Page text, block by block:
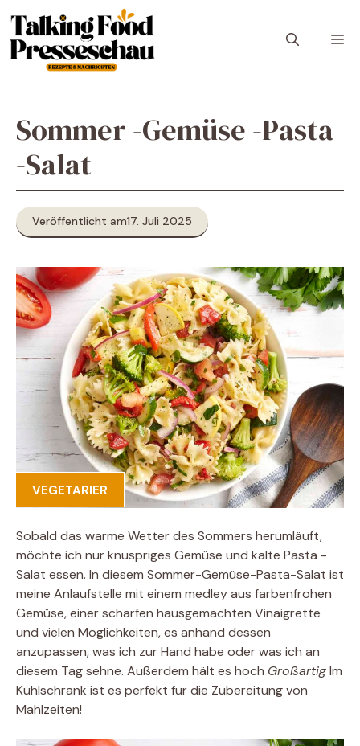
Inhalt
springen
Sommer -Gemüse -Pasta
-Salat
Veröffentlicht am17. Juli 2025
VEGETARIER
Sobald das warme Wetter des Sommers herumläuft,
möchte ich nur knuspriges Gemüse und kalte Pasta -
Salat essen. In diesem Sommer-Gemüse-Pasta-Salat ist
meine Anlaufstelle mit einem medley aus farbenfrohen
Gemüse, einer scharfen hausgemachten Vinaigrette
und vielen Möglichkeiten, es anhand dessen
anzupassen, was ich zur Hand habe oder was ich an
diesem Tag sehne. Außerdem hält es hoch GroßartigIm
Kühlschrank ist es perfekt für die Zubereitung von
Mahlzeiten!